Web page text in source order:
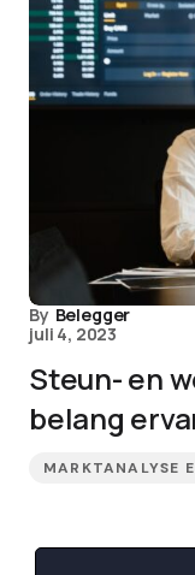
By Belegger
juli 4, 2023
Steun- en
belang
MARKTANALYSE